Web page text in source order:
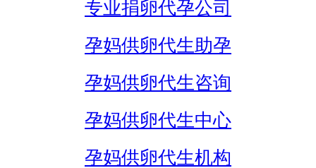
专业捐卵代孕公司
孕妈供卵代生助孕
孕妈供卵代生咨询
孕妈供卵代生中心
孕妈供卵代生机构